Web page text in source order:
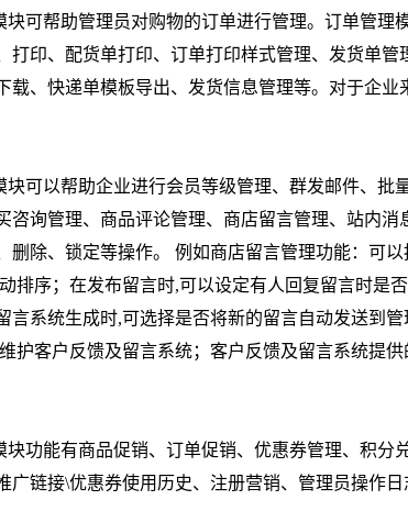
块可帮助管理员对购物的订单进行管理。订单管理
打印、配货单打印、订单打印样式管理、发货单管
载、快递单模板导出、发货信息管理等。对于企
块可以帮助企业进行会员等级管理、群发邮件、批
咨询管理、商品评论管理、商店留言管理、站内
删除、锁定等操作。 例如商店留言管理功能：可
排序；在发布留言时,可以设定有人回复留言时是
言系统生成时,可选择是否将新的留言自动发送到
护客户反馈及留言系统；客户反馈及留言系统提
功能有商品促销、订单促销、优惠券管理、积分
广链接\优惠券使用历史、注册营销、管理员操作